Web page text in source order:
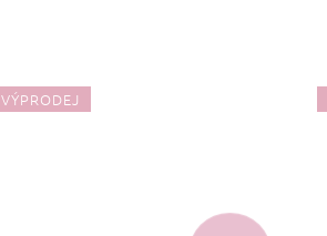
VÝPRODEJ